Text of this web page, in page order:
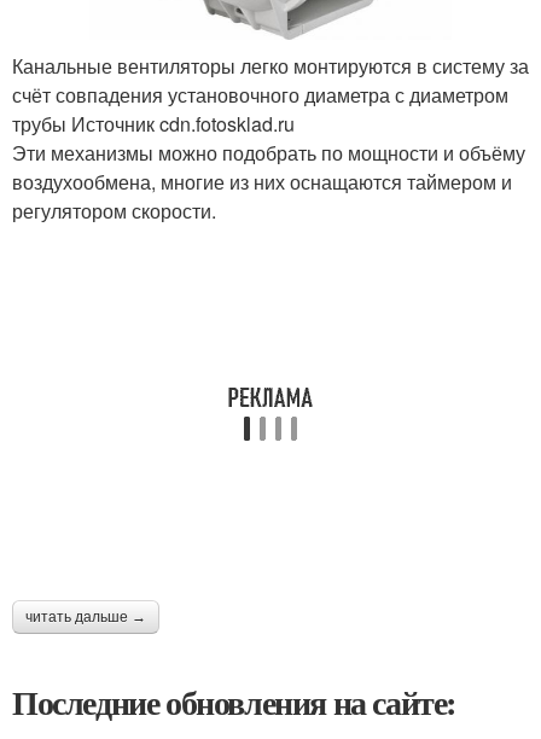
Канальные вентиляторы легко монтируются в систему за
счёт совпадения установочного диаметра с диаметром
трубы Источник cdn.fotosklad.ru
Эти механизмы можно подобрать по мощности и объёму
воздухообмена, многие из них оснащаются таймером и
регулятором скорости.
читать дальше →
Последние обновления на сайте: